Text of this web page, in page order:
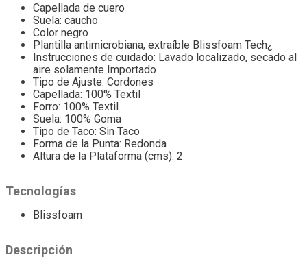
Capellada de cuero
Suela: caucho
Color negro
Plantilla antimicrobiana, extraíble Blissfoam Tech¿
Instrucciones de cuidado: Lavado localizado, secado al
aire solamente Importado
Tipo de Ajuste: Cordones
Capellada: 100% Textil
Forro: 100% Textil
Suela: 100% Goma
Tipo de Taco: Sin Taco
Forma de la Punta: Redonda
Altura de la Plataforma (cms): 2
Tecnologías
Blissfoam
Descripción